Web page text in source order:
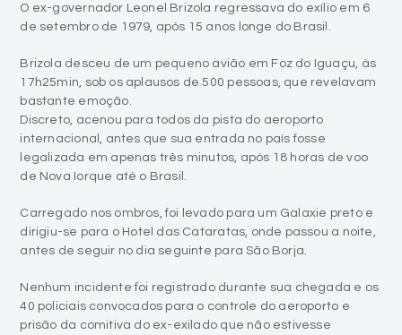
O ex-governador Leonel Brizola regressava do exílio em 6
de setembro de 1979, após 15 anos longe do Brasil.
Brizola desceu de um pequeno avião em Foz do Iguaçu, às
17h25min, sob os aplausos de 500 pessoas, que revelavam
bastante emoção.
Discreto, acenou para todos da pista do aeroporto
internacional, antes que sua entrada no país fosse
legalizada em apenas três minutos, após 18 horas de voo
de Nova Iorque até o Brasil.
Carregado nos ombros, foi levado para um Galaxie preto e
dirigiu-se para o Hotel das Cataratas, onde passou a noite,
antes de seguir no dia seguinte para São Borja.
Nenhum incidente foi registrado durante sua chegada e os
40 policiais convocados para o controle do aeroporto e
prisão da comitiva do ex-exilado que não estivesse